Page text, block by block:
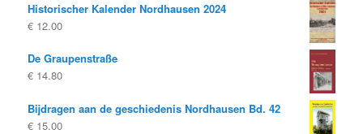
was: is:
Historischer Kalender Nordhausen 2024
€ 12.00
De Graupenstraße
€ 14.80
Bijdragen aan de geschiedenis Nordhausen Bd. 42
€ 15.00